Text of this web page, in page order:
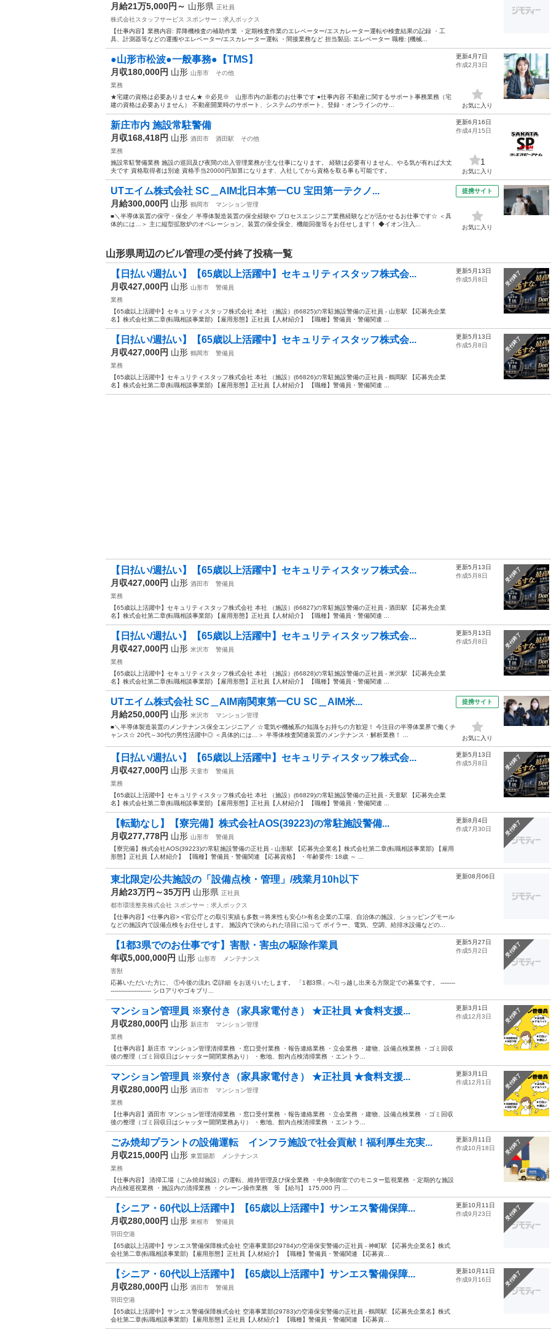
月給21万5,000円～ 山形県 正社員
株式会社スタッフサービス スポンサー：求人ボックス
【仕事内容】業務内容: 昇降機検査の補助作業 ・定期検査作業のエレベーター/エスカレーター運転や検査結果の記録 ・工
具、計測器等などの運搬やエレベーター/エスカレーター運転 ・間接業務など 担当製品: エレベーター 職種: [機械...
●山形市松波●一般事務●【TMS】
月収180,000円 山形 山形市
その他
業務
★宅建の資格は必要ありません★ ※必見※ 山形市内の新着のお仕事です ●仕事内容 不動産に関するサポート事務業務（宅
建の資格は必要ありません） 不動産開業時のサポート、システムのサポート、登録・オンラインのサ...
更新4月7日
作成2月3日
お気に入り
新庄市内 施設常駐警備
月収168,418円 山形 酒田市 酒田駅
その他
業務
施設常駐警備業務 施設の巡回及び夜間の出入管理業務が主な仕事になります。 経験は必要有りません、やる気が有れば大丈
夫です 資格取得者は別途 資格手当20000円加算になります、入社してから資格を取る事も可能です。
更新6月16日
作成4月15日
1
お気に入り
UTエイム株式会社 SC＿AIM北日本第一CU 宝田第一テクノ...
月給300,000円 山形 鶴岡市
マンション管理
■＼半導体装置の保守・保全／ 半導体製造装置の保全経験や プロセスエンジニア業務経験などが活かせるお仕事です☆ ＜具
体的には…＞ 主に縦型拡散炉のオペレーション、装置の保全保全、機能回復等をお任せします！ ◆イオン注入...
提携サイト
お気に入り
山形県周辺のビル管理の受付終了投稿一覧
受付終了
【日払い/週払い】【65歳以上活躍中】セキュリティスタッフ株式会...
月収427,000円 山形 山形市
警備員
業務
【65歳以上活躍中】セキュリティスタッフ株式会社 本社 （施設）(66825)の常駐施設警備の正社員 - 山形駅 【応募先企業
名】株式会社第二章(転職相談事業部) 【雇用形態】正社員【人材紹介】 【職種】警備員・警備関連 ...
更新5月13日
作成5月8日
受付終了
【日払い/週払い】【65歳以上活躍中】セキュリティスタッフ株式会...
月収427,000円 山形 鶴岡市
警備員
業務
【65歳以上活躍中】セキュリティスタッフ株式会社 本社 （施設）(66826)の常駐施設警備の正社員 - 鶴岡駅 【応募先企業
名】株式会社第二章(転職相談事業部) 【雇用形態】正社員【人材紹介】 【職種】警備員・警備関連 ...
更新5月13日
作成5月8日
受付終了
【日払い/週払い】【65歳以上活躍中】セキュリティスタッフ株式会...
月収427,000円 山形 酒田市
警備員
業務
【65歳以上活躍中】セキュリティスタッフ株式会社 本社 （施設）(66827)の常駐施設警備の正社員 - 酒田駅 【応募先企業
名】株式会社第二章(転職相談事業部) 【雇用形態】正社員【人材紹介】 【職種】警備員・警備関連 ...
更新5月13日
作成5月8日
受付終了
【日払い/週払い】【65歳以上活躍中】セキュリティスタッフ株式会...
月収427,000円 山形 米沢市
警備員
業務
【65歳以上活躍中】セキュリティスタッフ株式会社 本社 （施設）(66828)の常駐施設警備の正社員 - 米沢駅 【応募先企業
名】株式会社第二章(転職相談事業部) 【雇用形態】正社員【人材紹介】 【職種】警備員・警備関連 ...
更新5月13日
作成5月8日
UTエイム株式会社 SC＿AIM南関東第一CU SC＿AIM米...
月給250,000円 山形 米沢市
マンション管理
■＼半導体製造装置のメンテナンス保全エンジニア／ ☆電気や機械系の知識をお持ちの方歓迎！ 今注目の半導体業界で働くチ
ャンス☆ 20代～30代の男性活躍中◎ ＜具体的には…＞ 半導体検査関連装置のメンテナンス・解析業務！ ...
提携サイト
お気に入り
受付終了
【日払い/週払い】【65歳以上活躍中】セキュリティスタッフ株式会...
月収427,000円 山形 天童市
警備員
業務
【65歳以上活躍中】セキュリティスタッフ株式会社 本社 （施設）(66829)の常駐施設警備の正社員 - 天童駅 【応募先企業
名】株式会社第二章(転職相談事業部) 【雇用形態】正社員【人材紹介】 【職種】警備員・警備関連 ...
更新5月13日
作成5月8日
受付終了
【転勤なし】【寮完備】株式会社AOS(39223)の常駐施設警備...
月収277,778円 山形 山形市
警備員
【寮完備】株式会社AOS(39223)の常駐施設警備の正社員 - 山形駅 【応募先企業名】株式会社第二章(転職相談事業部) 【雇用
形態】正社員【人材紹介】 【職種】警備員・警備関連 【応募資格】 ・年齢要件: 18歳 ～ ...
更新8月4日
作成7月30日
東北限定/公共施設の「設備点検・管理」/残業月10h以下
月給23万円～35万円 山形県 正社員
都市環境整美株式会社 スポンサー：求人ボックス
【仕事内容】<仕事内容> <官公庁との取引実績も多数⇒将来性も安心!>有名企業の工場、自治体の施設、ショッピングモール
などの施設内で設備点検をお任せします。 施設内で決められた項目に沿って ボイラー、電気、空調、給排水設備などの...
更新08月06日
受付終了
【1都3県でのお仕事です】害獣・害虫の駆除作業員
年収5,000,000円 山形 山形市
メンテナンス
害獣
応募いただいた方に、 ①今後の流れ ②詳細 をお送りいたします。 「1都3県」へ引っ越し出来る方限定での募集です。 --------
---------------------- シロアリやゴキブリ...
更新5月27日
作成5月2日
受付終了
マンション管理員 ※寮付き（家具家電付き） ★正社員 ★食料支援...
月収280,000円 山形 新庄市
マンション管理
業務
【仕事内容】新庄市 マンション管理清掃業務 ・窓口受付業務 ・報告連絡業務 ・立会業務 ・建物、設備点検業務 ・ゴミ回収
後の整理（ゴミ回収日はシャッター開閉業務あり） ・敷地、館内点検清掃業務 ・エントラ...
更新3月1日
作成12月3日
受付終了
マンション管理員 ※寮付き（家具家電付き） ★正社員 ★食料支援...
月収280,000円 山形 酒田市
マンション管理
業務
【仕事内容】酒田市 マンション管理清掃業務 ・窓口受付業務 ・報告連絡業務 ・立会業務 ・建物、設備点検業務 ・ゴミ回収
後の整理（ゴミ回収日はシャッター開閉業務あり） ・敷地、館内点検清掃業務 ・エントラ...
更新3月1日
作成12月1日
受付終了
ごみ焼却プラントの設備運転 インフラ施設で社会貢献！福利厚生充実...
月収215,000円 山形 東置賜郡
メンテナンス
業務
【仕事内容】 清掃工場（ごみ焼却施設）の運転、維持管理及び保全業務 ・中央制御室でのモニター監視業務 ・定期的な施設
内点検巡視業務 ・施設内の清掃業務 ・クレーン操作業務 等 【給与】 175,000 円 ...
更新3月11日
作成10月18日
受付終了
【シニア・60代以上活躍中】【65歳以上活躍中】サンエス警備保障...
月収280,000円 山形 東根市
警備員
羽田空港
【65歳以上活躍中】サンエス警備保障株式会社 空港事業部(29784)の空港保安警備の正社員 - 神町駅 【応募先企業名】株式
会社第二章(転職相談事業部) 【雇用形態】正社員【人材紹介】 【職種】警備員・警備関連 【応募資...
更新10月11日
作成9月23日
受付終了
【シニア・60代以上活躍中】【65歳以上活躍中】サンエス警備保障...
月収280,000円 山形 酒田市
警備員
羽田空港
【65歳以上活躍中】サンエス警備保障株式会社 空港事業部(29783)の空港保安警備の正社員 - 鶴岡駅 【応募先企業名】株式
会社第二章(転職相談事業部) 【雇用形態】正社員【人材紹介】 【職種】警備員・警備関連 【応募資...
更新10月11日
作成9月16日